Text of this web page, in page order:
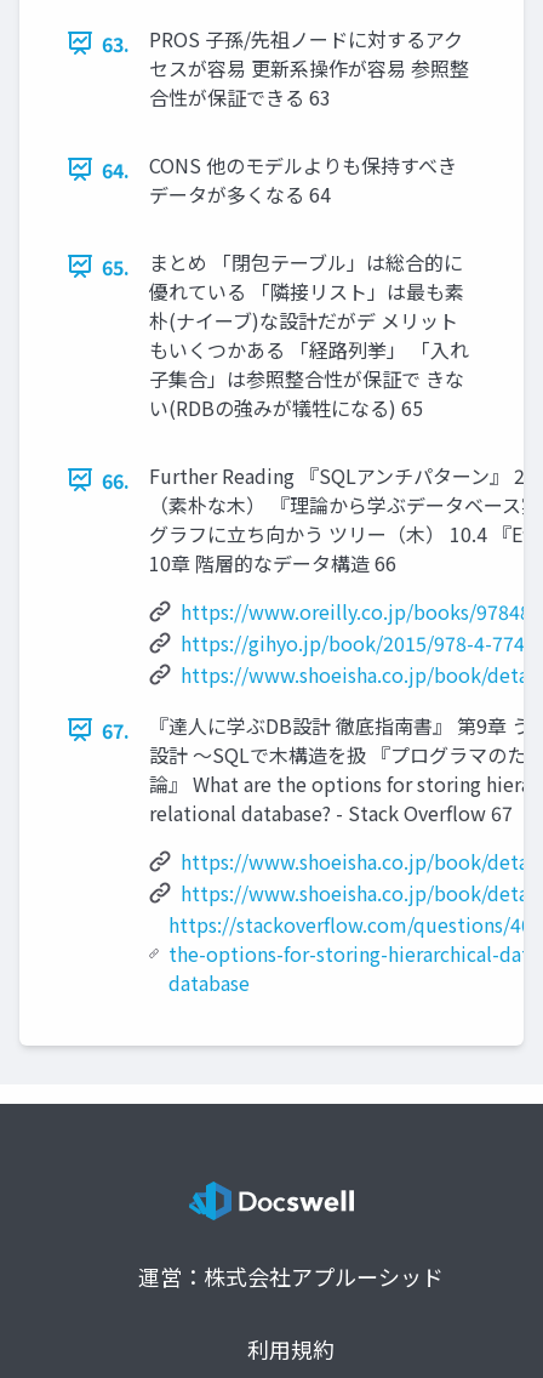
63.
PROS 子孫/先祖ノードに対するアク
セスが容易 更新系操作が容易 参照整
合性が保証できる 63
64.
CONS 他のモデルよりも保持すべき
データが多くなる 64
65.
まとめ 「閉包テーブル」は総合的に
優れている 「隣接リスト」は最も素
朴(ナイーブ)な設計だがデ メリット
もいくつかある 「経路列挙」 「入れ
子集合」は参照整合性が保証で きな
い(RDBの強みが犠牲になる) 65
66.
Further Reading 『SQLアンチパターン』 2
（素朴な木） 『理論から学ぶデータベース
グラフに立ち向かう ツリー（木） 10.4 『
10章 階層的なデータ構造 66
https://www.oreilly.co.jp/books/
https://gihyo.jp/book/2015/978-4-
https://www.shoeisha.co.jp/book/
67.
『達人に学ぶDB設計 徹底指南書』 第9章 う
設計 ～SQLで木構造を扱 『プログラマのた
論』 What are the options for storing
relational database? - Stack Overflow 67
https://www.shoeisha.co.jp/book/
https://www.shoeisha.co.jp/book/
https://stackoverflow.com/questions/
the-options-for-storing-hierarchical-
database
運営：株式会社アプルーシッド
利用規約